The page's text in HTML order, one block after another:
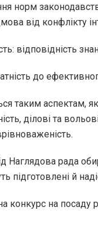
норм
від конфлікту
відповідність
до
таким аспектам,
ділові та
Наглядова рада
підготовлені й
конкурс на посаду